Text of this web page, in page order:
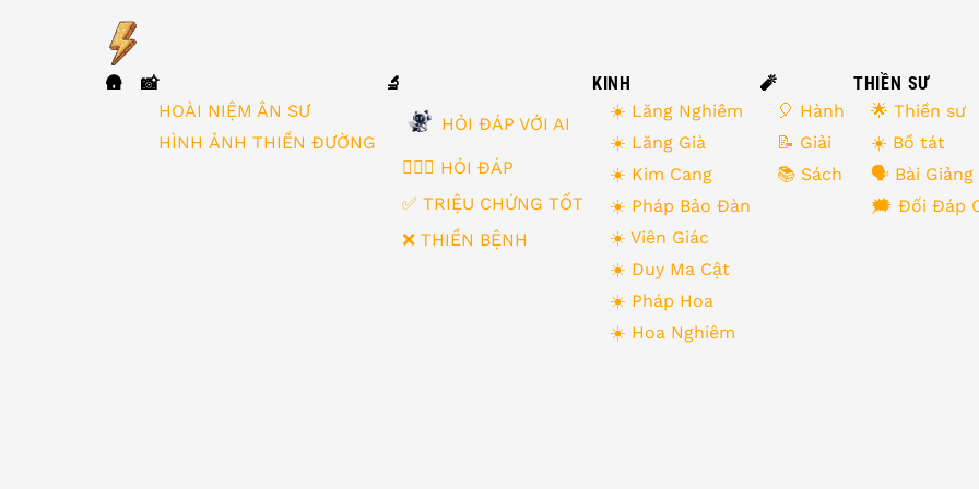
🛖
📸
HOÀI NIỆM ÂN SƯ
HÌNH ẢNH THIỀN ĐƯỜNG
🔬
HỎI ĐÁP VỚI AI
🙋🏻‍♂️ HỎI ĐÁP
✅ TRIỆU CHỨNG TỐT
❌ THIỀN BỆNH
KINH
☀️ Lăng Nghiêm
☀️ Lăng Già
☀️ Kim Cang
☀️ Pháp Bảo Đàn
☀️ Viên Giác
☀️ Duy Ma Cật
☀️ Pháp Hoa
☀️ Hoa Nghiêm
🧨
🎈 Hành
📝 Giải
📚 Sách
THIỀN SƯ
🌟 Thiền sư
☀️ Bồ tát
🗣 Bài Giảng
🗯 Đối Đáp